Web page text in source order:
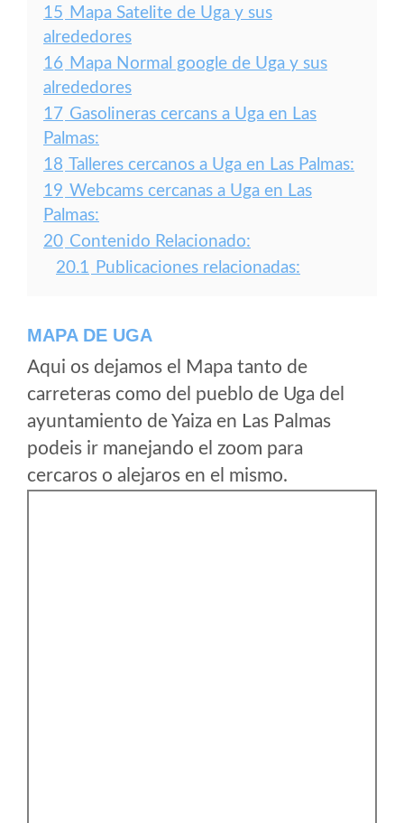
15 Mapa Satelite de Uga y sus
alrededores
16 Mapa Normal google de Uga y sus
alrededores
17 Gasolineras cercans a Uga en Las
Palmas:
18 Talleres cercanos a Uga en Las Palmas:
19 Webcams cercanas a Uga en Las
Palmas:
20 Contenido Relacionado:
20.1 Publicaciones relacionadas:
MAPA DE UGA
Aqui os dejamos el Mapa tanto de
carreteras como del pueblo de Uga del
ayuntamiento de Yaiza en Las Palmas
podeis ir manejando el zoom para
cercaros o alejaros en el mismo.